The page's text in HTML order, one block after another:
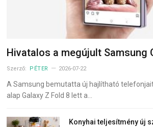
Hivatalos a megújult Samsung
Szerző: PÉTER 2026-07-22
A Samsung bemutatta új hajlítható
alap Galaxy Z Fold 8 lett a…
Konyhai teljesítmény új